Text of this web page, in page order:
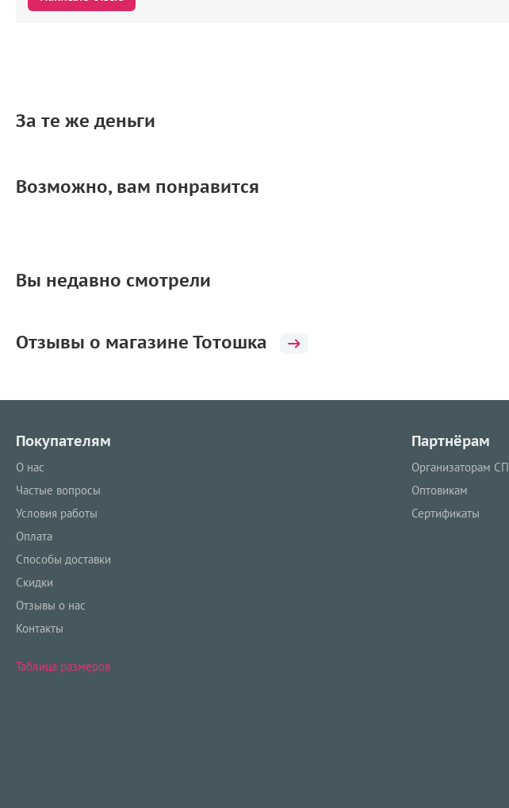
За те же деньги
Возможно, вам понравится
Вы недавно смотрели
Отзывы о магазине Тотошка
Покупателям
О нас
Частые вопросы
Условия работы
Оплата
Способы доставки
Скидки
Отзывы о нас
Контакты
Таблица размеров
Партнёрам
Организаторам СП
Оптовикам
Сертификаты